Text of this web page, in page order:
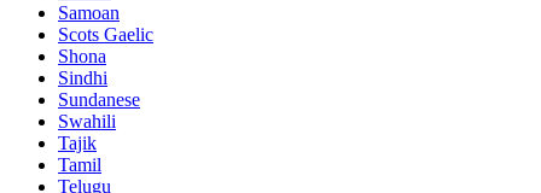
Samoan
Scots Gaelic
Shona
Sindhi
Sundanese
Swahili
Tajik
Tamil
Telugu